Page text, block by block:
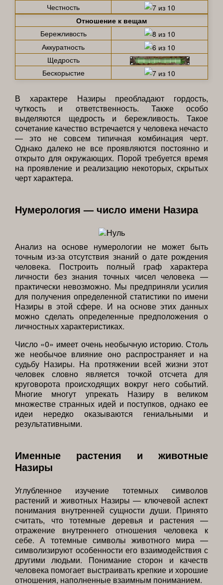
Честность
Отношение к вещам
Бережливость
Аккуратность
Щедрость
Бескорыстие
В характере Назиры преобладают гордость,
чуткость и ответственность. Также особо
выделяются щедрость и бережливость. Такое
сочетание качество встречается у человека нечасто
— это не совсем типичная комбинация черт.
Однако далеко не все проявляются постоянно и
открыто для окружающих. Порой требуется время
на проявление и реализацию некоторых, скрытых
черт характера.
Нумерология — число имени Назира
Анализ на основе нумерологии не может быть
точным из-за отсутствия знаний о дате рождения
человека. Построить полный граф характера
личности без знания точных чисел человека —
практически невозможно. Мы предприняли усилия
для получения определенной статистики по имени
Назиры в этой сфере. И на основе этих данных
можно сделать определенные предположения о
личностных характеристиках.
Число «0» имеет очень необычную историю. Столь
же необычое влияние оно распространяет и на
судьбу Назиры. На протяжении всей жизни этот
человек словно является точкой отсчета для
круговорота происходящих вокруг него событий.
Многие многут упрекать Назиру в великом
множестве странных идей и поступков, однако ее
идеи нередко оказываются гениальными и
результативными.
Именные растения и животные
Назиры
Углубленное изучение тотемных символов
растений и животных Назиры — ключевой аспект
понимания внутренней сущности души. Принято
считать, что тотемные деревья и растения —
отражение внутреннего отношения человека к
себе. А тотемные символы животного мира —
символизируют особенности его взаимодействия с
другими людьми. Понимание сторон и качеств
человека помогает выстраивать крепкие и хорошие
отношения, наполненные взаимным пониманием.